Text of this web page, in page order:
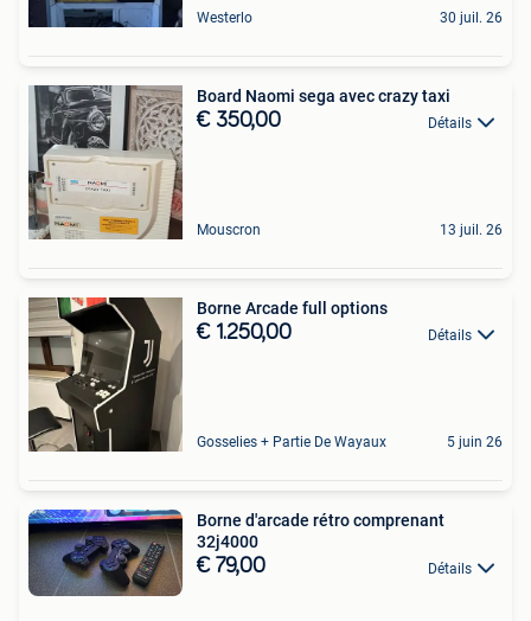
Westerlo 30 juil. 26
Board Naomi sega avec crazy taxi
€ 350,00 Détails
Mouscron 13 juil. 26
Borne Arcade full options
€ 1.250,00 Détails
Gosselies + Partie De Wayaux 5 juin 26
Borne d'arcade rétro comprenant
32j4000
€ 79,00 Détails